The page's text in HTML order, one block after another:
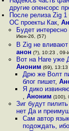
другие опенсорс
После релиза Zig
ОС проекты Как,
Будет
Июн-26, (57)
В Zig не
анон (?), 10:23 , 09-
Вот на Hare уже
Аноним (69),
Дрю же Волт
блог пишет,
Я дико
, Аноним (100),
Зиг будут
нет Да и
Сам автор
подождать,